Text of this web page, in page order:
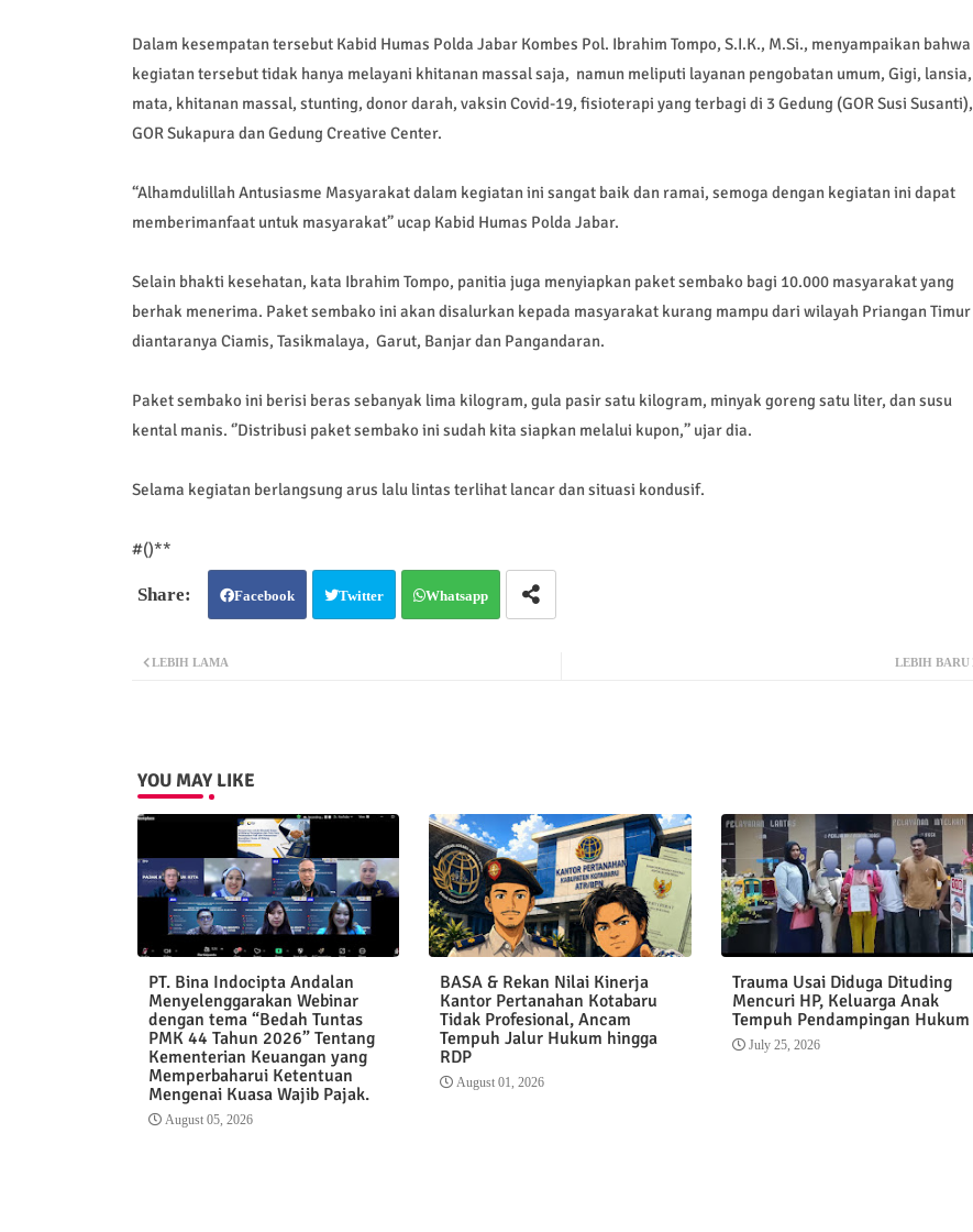
Dalam kesempatan tersebut Kabid Humas Polda Jabar Kombes Pol. Ibrahim Tompo, S.I.K., M.Si., menyampaikan bahwa
kegiatan tersebut tidak hanya melayani khitanan massal saja, namun meliputi layanan pengobatan umum, Gigi, lansia,
mata, khitanan massal, stunting, donor darah, vaksin Covid-19, fisioterapi yang terbagi di 3 Gedung (GOR Susi Susanti),
GOR Sukapura dan Gedung Creative Center.
“Alhamdulillah Antusiasme Masyarakat dalam kegiatan ini sangat baik dan ramai, semoga dengan kegiatan ini dapat
memberimanfaat untuk masyarakat” ucap Kabid Humas Polda Jabar.
Selain bhakti kesehatan, kata Ibrahim Tompo, panitia juga menyiapkan paket sembako bagi 10.000 masyarakat yang
berhak menerima. Paket sembako ini akan disalurkan kepada masyarakat kurang mampu dari wilayah Priangan Timur
diantaranya Ciamis, Tasikmalaya, Garut, Banjar dan Pangandaran.
Paket sembako ini berisi beras sebanyak lima kilogram, gula pasir satu kilogram, minyak goreng satu liter, dan susu
kental manis. ‘’Distribusi paket sembako ini sudah kita siapkan melalui kupon,’’ ujar dia.
Selama kegiatan berlangsung arus lalu lintas terlihat lancar dan situasi kondusif.
#()**
Facebook Twitter Whatsapp
LEBIH BARU
LEBIH LAMA
YOU MAY LIKE
PT. Bina Indocipta Andalan
Menyelenggarakan Webinar
dengan tema “Bedah Tuntas
PMK 44 Tahun 2026” Tentang
Kementerian Keuangan yang
Memperbaharui Ketentuan
Mengenai Kuasa Wajib Pajak.
August 05, 2026
BASA & Rekan Nilai Kinerja
Kantor Pertanahan Kotabaru
Tidak Profesional, Ancam
Tempuh Jalur Hukum hingga
RDP
August 01, 2026
Trauma Usai Diduga Dituding
Mencuri HP, Keluarga Anak
Tempuh Pendampingan Hukum
July 25, 2026